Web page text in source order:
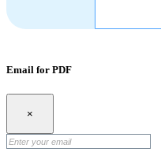
Email for PDF
×